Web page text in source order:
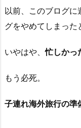
以前、このブログに
グをやめてしまった
いやはや、忙しかっ
もう必死。
子連れ海外旅行の準